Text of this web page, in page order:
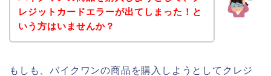
レジットカードエラーが出てしまった！と
いう方はいませんか？
もしも、バイクワンの商品を購入しようとしてクレジ